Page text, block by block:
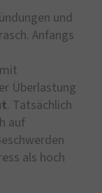
und
Anfangs
Überlastung
. Tatsächlich
auf
als hoch